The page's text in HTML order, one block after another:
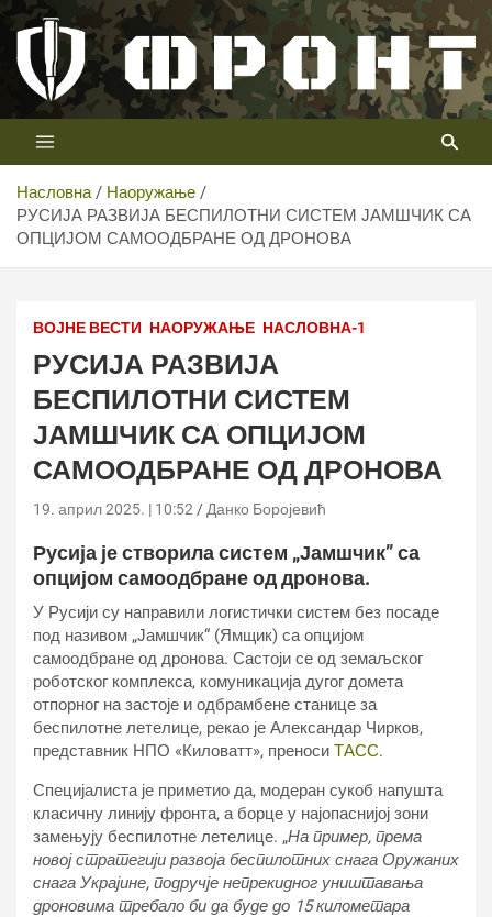
Скип
цонтент
Телевизија ФРОНТ
Први војни канал у Србији
Насловна
Наоружање
РУСИЈА РАЗВИЈА БЕСПИЛОТНИ СИСТЕМ ЈАМШЧИК СА
ОПЦИЈОМ САМООДБРАНЕ ОД ДРОНОВА
ВОЈНЕ ВЕСТИ НАОРУЖАЊЕ НАСЛОВНА-1
РУСИЈА РАЗВИЈА
БЕСПИЛОТНИ СИСТЕМ
ЈАМШЧИК СА ОПЦИЈОМ
САМООДБРАНЕ ОД ДРОНОВА
19. април 2025. | 10:52 Данко Боројевић
Русија је створила систем „Јамшчик” са
опцијом самоодбране од дронова.
У Русији су направили логистички систем без посаде
под називом „Јамшчик“ (Ямщик) са опцијом
самоодбране од дронова. Састоји се од земаљског
роботског комплекса, комуникација дугог домета
отпорног на застоје и одбрамбене станице за
беспилотне летелице, рекао је Александар Чирков,
представник НПО «Киловатт», преноси ТАСС.
Специјалиста је приметио да, модеран сукоб напушта
класичну линију фронта, а борце у најопаснијој зони
замењују беспилотне летелице. „На пример, према
новој стратегији развоја беспилотних снага Оружаних
снага Украјине, подручје непрекидног уништавања
дроновима требало би да буде до 15 километара